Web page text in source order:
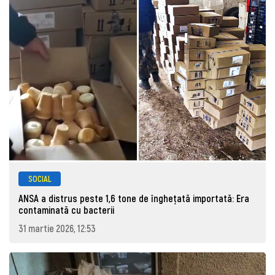
SOCIAL
ANSA a distrus peste 1,6 tone de înghețată importată: Era
contaminată cu bacterii
31 martie 2026, 12:53